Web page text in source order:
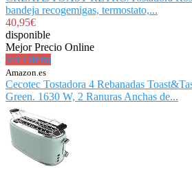
bandeja recogemigas, termostato,...
40,95€
disponible
Mejor Precio Online
Ver Oferta
Amazon.es
Cecotec Tostadora 4 Rebanadas
Green. 1630 W, 2 Ranuras Anchas de...